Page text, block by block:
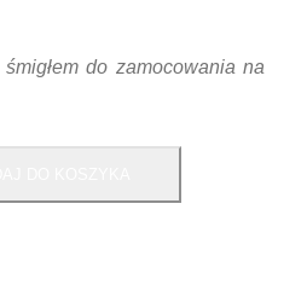
do zamocowania na